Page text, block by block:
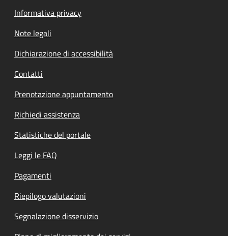
Informativa privacy
Note legali
Dichiarazione di accessibilità
Contatti
Prenotazione appuntamento
Richiedi assistenza
Statistiche del portale
Leggi le FAQ
Pagamenti
Riepilogo valutazioni
Segnalazione disservizio